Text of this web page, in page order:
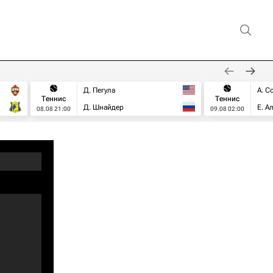
Теннис
08.08 21:00
Д. Пегула
Д. Шнайдер
Теннис
09.08 02:00
А.
Е.